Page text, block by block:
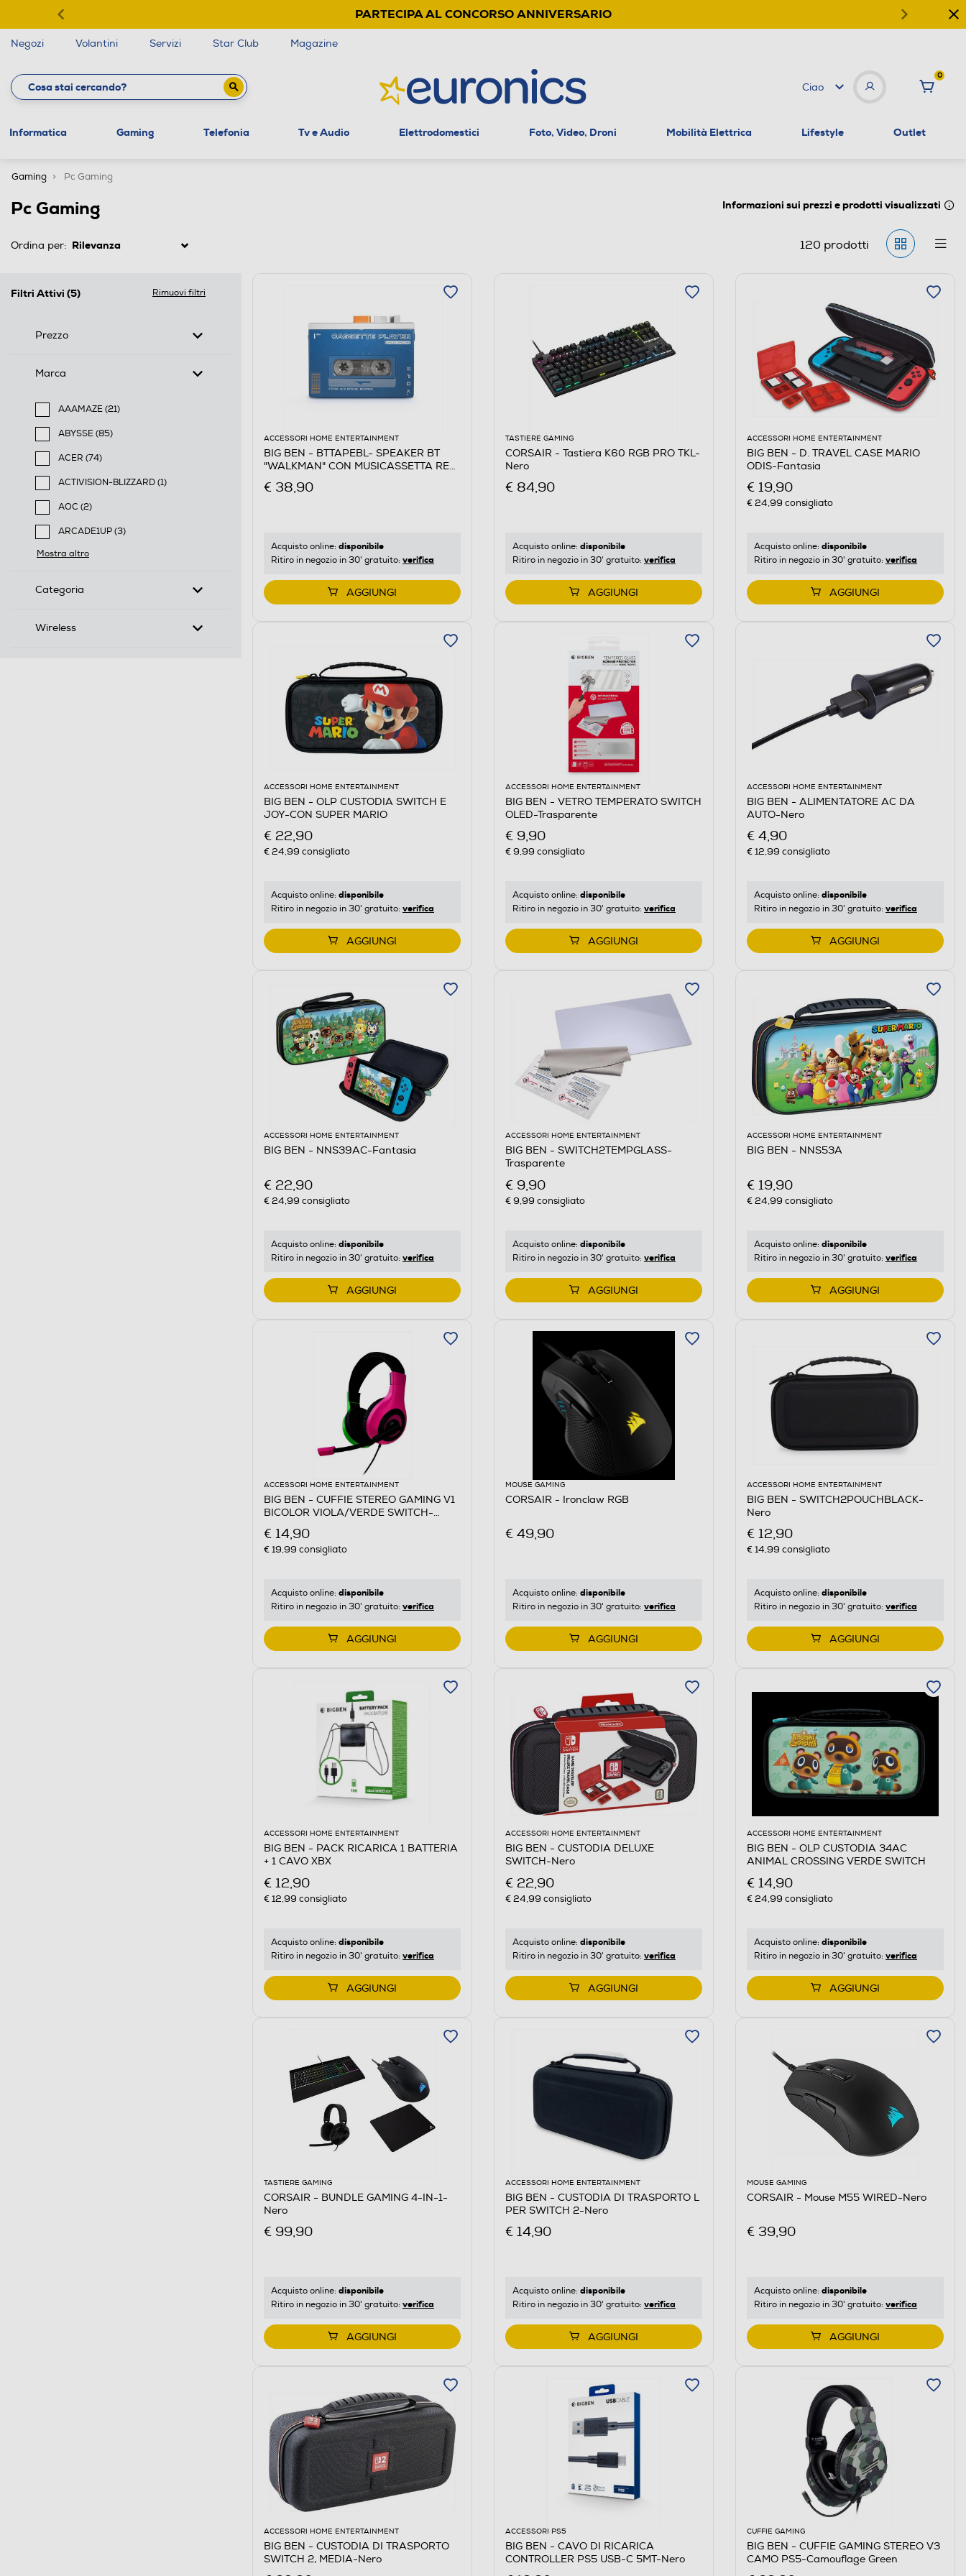
PARTECIPA AL CONCORSO ANNIVERSARIO
Negozi Volantini Servizi Star Club Magazine
Ciao
0
Informatica Gaming Telefonia Tv e Audio Elettrodomestici Foto, Video, Droni Mobilità Elettrica Lifestyle Outlet
Gaming Pc Gaming
Pc Gaming Informazioni sui prezzi e prodotti visualizzati
Ordina per: 120 prodotti
Filtri Attivi (5) Rimuovi filtri
Prezzo
Marca
AAAMAZE (21)
Filtra per Marca: AAAMAZE
ABYSSE (85)
Filtra per Marca: ABYSSE
ACER (74)
Filtra per Marca: ACER
ACTIVISION-BLIZZARD (1)
Filtra per Marca: ACTIVISION-BLIZZARD
AOC (2)
Filtra per Marca: AOC
ARCADE1UP (3)
Filtra per Marca: ARCADE1UP
Mostra altro
Categoria
Wireless
ACCESSORI HOME ENTERTAINMENT
BIG BEN - BTTAPEBL- SPEAKER BT
"WALKMAN" CON MUSICASSETTA RE-
€ 38,90
Acquisto online: disponibile
Ritiro in negozio in 30' gratuito: verifica
AGGIUNGI
TASTIERE GAMING
CORSAIR - Tastiera K60 RGB PRO TKL-
Nero
€ 84,90
Acquisto online: disponibile
Ritiro in negozio in 30' gratuito: verifica
AGGIUNGI
ACCESSORI HOME ENTERTAINMENT
BIG BEN - D. TRAVEL CASE MARIO
ODIS-Fantasia
€ 19,90
€ 24,99 consigliato
Acquisto online: disponibile
Ritiro in negozio in 30' gratuito: verifica
AGGIUNGI
ACCESSORI HOME ENTERTAINMENT
BIG BEN - OLP CUSTODIA SWITCH E
JOY-CON SUPER MARIO
€ 22,90
€ 24,99 consigliato
Acquisto online: disponibile
Ritiro in negozio in 30' gratuito: verifica
AGGIUNGI
ACCESSORI HOME ENTERTAINMENT
BIG BEN - VETRO TEMPERATO SWITCH
OLED-Trasparente
€ 9,90
€ 9,99 consigliato
Acquisto online: disponibile
Ritiro in negozio in 30' gratuito: verifica
AGGIUNGI
ACCESSORI HOME ENTERTAINMENT
BIG BEN - ALIMENTATORE AC DA
AUTO-Nero
€ 4,90
€ 12,99 consigliato
Acquisto online: disponibile
Ritiro in negozio in 30' gratuito: verifica
AGGIUNGI
ACCESSORI HOME ENTERTAINMENT
BIG BEN - NNS39AC-Fantasia
€ 22,90
€ 24,99 consigliato
Acquisto online: disponibile
Ritiro in negozio in 30' gratuito: verifica
AGGIUNGI
ACCESSORI HOME ENTERTAINMENT
BIG BEN - SWITCH2TEMPGLASS-
Trasparente
€ 9,90
€ 9,99 consigliato
Acquisto online: disponibile
Ritiro in negozio in 30' gratuito: verifica
AGGIUNGI
ACCESSORI HOME ENTERTAINMENT
BIG BEN - NNS53A
€ 19,90
€ 24,99 consigliato
Acquisto online: disponibile
Ritiro in negozio in 30' gratuito: verifica
AGGIUNGI
ACCESSORI HOME ENTERTAINMENT
BIG BEN - CUFFIE STEREO GAMING V1
BICOLOR VIOLA/VERDE SWITCH-
€ 14,90
€ 19,99 consigliato
Acquisto online: disponibile
Ritiro in negozio in 30' gratuito: verifica
AGGIUNGI
MOUSE GAMING
CORSAIR - Ironclaw RGB
€ 49,90
Acquisto online: disponibile
Ritiro in negozio in 30' gratuito: verifica
AGGIUNGI
ACCESSORI HOME ENTERTAINMENT
BIG BEN - SWITCH2POUCHBLACK-
Nero
€ 12,90
€ 14,99 consigliato
Acquisto online: disponibile
Ritiro in negozio in 30' gratuito: verifica
AGGIUNGI
ACCESSORI HOME ENTERTAINMENT
BIG BEN - PACK RICARICA 1 BATTERIA
+ 1 CAVO XBX
€ 12,90
€ 12,99 consigliato
Acquisto online: disponibile
Ritiro in negozio in 30' gratuito: verifica
AGGIUNGI
ACCESSORI HOME ENTERTAINMENT
BIG BEN - CUSTODIA DELUXE
SWITCH-Nero
€ 22,90
€ 24,99 consigliato
Acquisto online: disponibile
Ritiro in negozio in 30' gratuito: verifica
AGGIUNGI
ACCESSORI HOME ENTERTAINMENT
BIG BEN - OLP CUSTODIA 34AC
ANIMAL CROSSING VERDE SWITCH
€ 14,90
€ 24,99 consigliato
Acquisto online: disponibile
Ritiro in negozio in 30' gratuito: verifica
AGGIUNGI
TASTIERE GAMING
CORSAIR - BUNDLE GAMING 4-IN-1-
Nero
€ 99,90
Acquisto online: disponibile
Ritiro in negozio in 30' gratuito: verifica
AGGIUNGI
ACCESSORI HOME ENTERTAINMENT
BIG BEN - CUSTODIA DI TRASPORTO L
PER SWITCH 2-Nero
€ 14,90
Acquisto online: disponibile
Ritiro in negozio in 30' gratuito: verifica
AGGIUNGI
MOUSE GAMING
CORSAIR - Mouse M55 WIRED-Nero
€ 39,90
Acquisto online: disponibile
Ritiro in negozio in 30' gratuito: verifica
AGGIUNGI
ACCESSORI HOME ENTERTAINMENT
BIG BEN - CUSTODIA DI TRASPORTO
SWITCH 2, MEDIA-Nero
ACCESSORI PS5
BIG BEN - CAVO DI RICARICA
CONTROLLER PS5 USB-C 5MT-Nero
CUFFIE GAMING
BIG BEN - CUFFIE GAMING STEREO V3
CAMO PS5-Camouflage Green